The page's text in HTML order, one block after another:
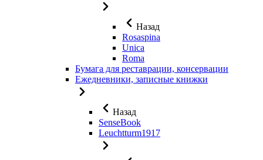
Назад
Rosaspina
Unica
Roma
Бумага для реставрации, консервации
Ежедневники, записные книжки
Назад
SenseBook
Leuchtturm1917